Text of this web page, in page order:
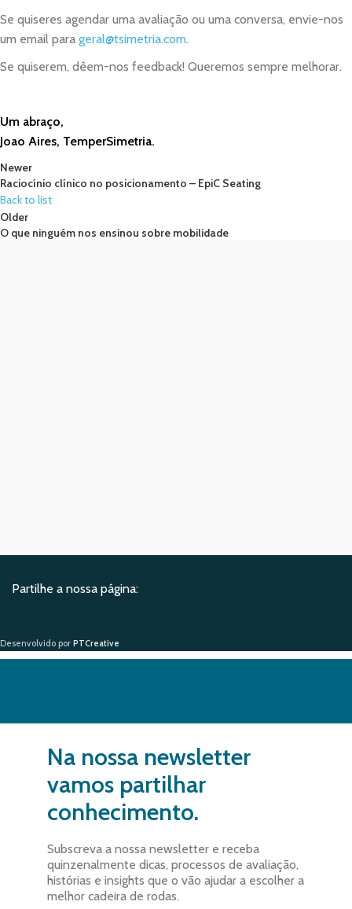
Se quiseres agendar uma avaliação ou uma conversa, envie-nos
um email para geral@tsimetria.com.
Se quiserem, dêem-nos feedback! Queremos sempre melhorar.
Um abraço,
Joao Aires, TemperSimetria.
Newer
Raciocínio clínico no posicionamento – EpiC Seating
Back to list
Older
O que ninguém nos ensinou sobre mobilidade
Partilhe a nossa página:
Desenvolvido por PTCreative
Na nossa newsletter
vamos partilhar
conhecimento.
Subscreva a nossa newsletter e receba
quinzenalmente dicas, processos de avaliação,
histórias e insights que o vão ajudar a escolher a
melhor cadeira de rodas.